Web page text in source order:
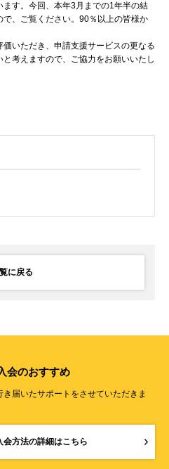
す。今回、本年3月までの1年半の結
、ご覧ください。90％以上の皆様か
いただき、申請支援サービスの更なる
考えますので、ご協力をお願いいたし
に戻る
会のおすすめ
届いたサポートをさせていただきま
会方法の詳細はこちら